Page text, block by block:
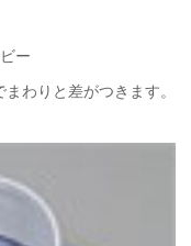
ー
わりと差がつきます。